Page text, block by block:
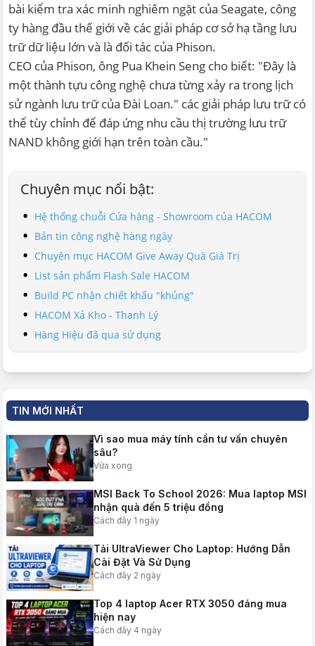
bài kiểm tra xác minh nghiêm ngặt của Seagate, công
ty hàng đầu thế giới về các giải pháp cơ sở hạ tầng lưu
trữ dữ liệu lớn và là đối tác của Phison.
CEO của Phison, ông Pua Khein Seng cho biết: "Đây là
một thành tựu công nghệ chưa từng xảy ra trong lịch
sử ngành lưu trữ của Đài Loan." các giải pháp lưu trữ có
thể tùy chỉnh để đáp ứng nhu cầu thị trường lưu trữ
NAND không giới hạn trên toàn cầu."
Chuyên mục nổi bật:
Hệ thống chuỗi Cửa hàng - Showroom của HACOM
Bản tin công nghệ hàng ngày
Chuyên mục HACOM Give Away Quà Giá Trị
List sản phẩm Flash Sale HACOM
Build PC nhận chiết khấu "khủng"
HACOM Xả Kho - Thanh Lý
Hàng Hiệu đã qua sử dụng
TIN MỚI NHẤT
Vì sao mua máy tính cần tư vấn chuyên
sâu?
Vừa xong
MSI Back To School 2026: Mua laptop MSI
nhận quà đến 5 triệu đồng
Cách đây 1 ngày
Tải UltraViewer Cho Laptop: Hướng Dẫn
Cài Đặt Và Sử Dụng
Cách đây 2 ngày
Top 4 laptop Acer RTX 3050 đáng mua
hiện nay
Cách đây 4 ngày